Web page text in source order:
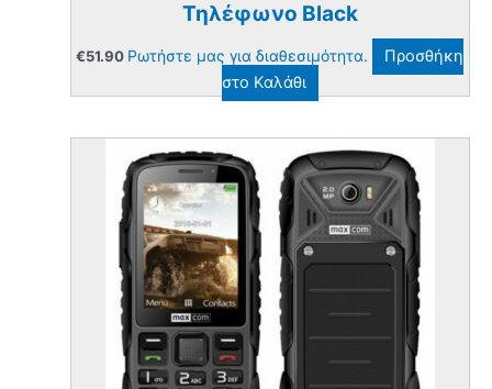
Τηλέφωνο Black
€51.90 Ρωτήστε μας για διαθεσιμότητα.
Προσθήκη
στο Καλάθι